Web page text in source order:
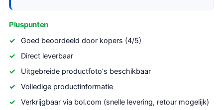
Pluspunten
Goed beoordeeld door kopers (4/5)
Direct leverbaar
Uitgebreide productfoto's beschikbaar
Volledige productinformatie
Verkrijgbaar via bol.com (snelle levering, retour mogelijk)